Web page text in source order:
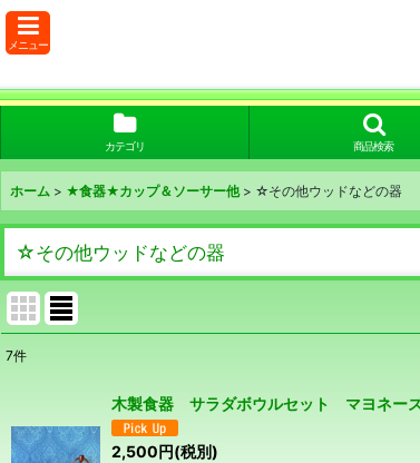
メニュー
カテゴリ 商品検索
ホーム > ★食器★カップ＆ソーサー他 > ☆その他ウッドなどの器
☆その他ウッドなどの器
在庫あり
7件
木製食器 サラダボウルセット マヨネー
2,500 円(税別)